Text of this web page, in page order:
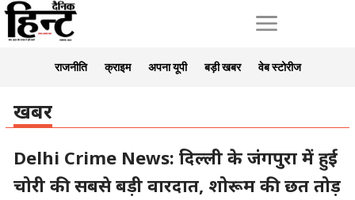
a
राजनीति क्राइम अपना यूपी बड़ी खबर वेब स्टोरीज
खबर
Delhi Crime News: दिल्ली के जंगपुरा में हुई
चोरी की सबसे बड़ी वारदात, शोरूम की छत तोड़